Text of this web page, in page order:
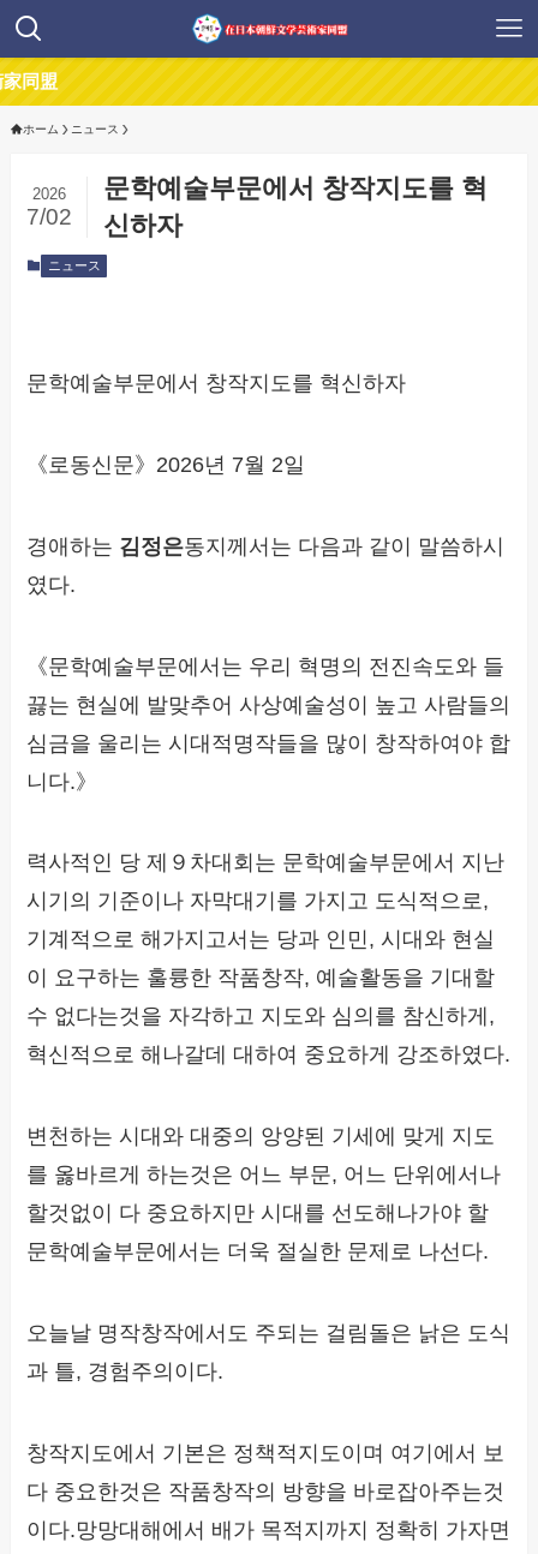
ホーム ニュース
문학예술부문에서 창작지도를 혁
신하자
2026
7/02
ニュース
문학예술부문에서 창작지도를 혁신하자
《로동신문》2026년 7월 2일
경애하는 김정은동지께서는 다음과 같이 말씀하시
였다.
《문학예술부문에서는 우리 혁명의 전진속도와 들
끓는 현실에 발맞추어 사상예술성이 높고 사람들의
심금을 울리는 시대적명작들을 많이 창작하여야 합
니다.》
력사적인 당 제９차대회는 문학예술부문에서 지난
시기의 기준이나 자막대기를 가지고 도식적으로,
기계적으로 해가지고서는 당과 인민, 시대와 현실
이 요구하는 훌륭한 작품창작, 예술활동을 기대할
수 없다는것을 자각하고 지도와 심의를 참신하게,
혁신적으로 해나갈데 대하여 중요하게 강조하였다.
변천하는 시대와 대중의 앙양된 기세에 맞게 지도
를 옳바르게 하는것은 어느 부문, 어느 단위에서나
할것없이 다 중요하지만 시대를 선도해나가야 할
문학예술부문에서는 더욱 절실한 문제로 나선다.
오늘날 명작창작에서도 주되는 걸림돌은 낡은 도식
과 틀, 경험주의이다.
창작지도에서 기본은 정책적지도이며 여기에서 보
다 중요한것은 작품창작의 방향을 바로잡아주는것
이다.망망대해에서 배가 목적지까지 정확히 가자면